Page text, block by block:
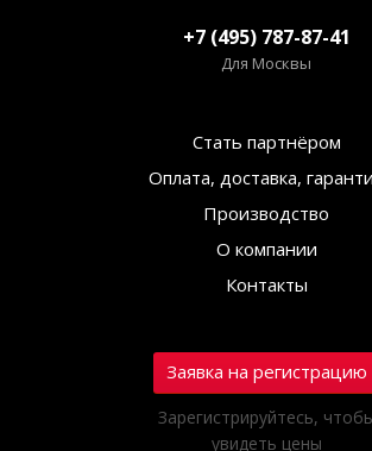
+7 (495) 787-87-41
Для Москвы
Стать партнёром
Оплата, доставка,
Производство
О компании
Контакты
Заявка на регистрацию
Зарегистрируйтесь,
увидеть цены